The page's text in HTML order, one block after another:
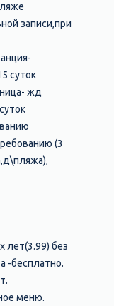
записи,при
суток
жд
(3
лет(3.99) без
-бесплатно.
меню.